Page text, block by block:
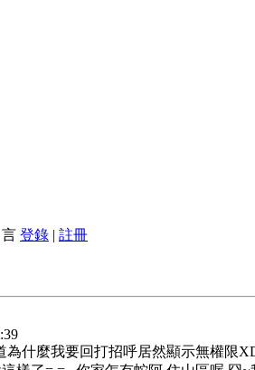
登錄 | 註冊
為什麼我要回打招呼居然顯示無權限